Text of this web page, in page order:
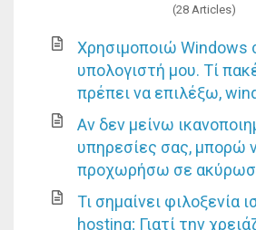
28 Articles
Χρησιμοποιώ Windows
υπολογιστή μου. Τί
πρέπει να επιλέξω,
Αν δεν μείνω
υπηρεσίες σας, μπορώ
προχωρήσω σε
Τι σημαίνει φιλοξενία
hosting; Γιατί την